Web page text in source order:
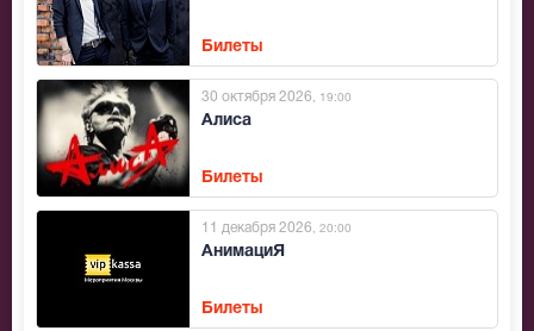
Билеты
Алиса
30 октября 2026 , 19:00
Билеты
АнимациЯ
11 декабря 2026 , 20:00
Билеты